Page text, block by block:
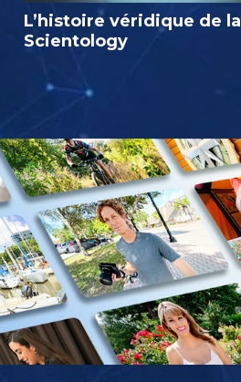
L’histoire véridique de la
Scientology